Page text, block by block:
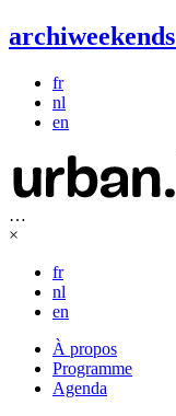
archiweekends
fr
nl
en
…
×
fr
nl
en
À propos
Programme
Agenda